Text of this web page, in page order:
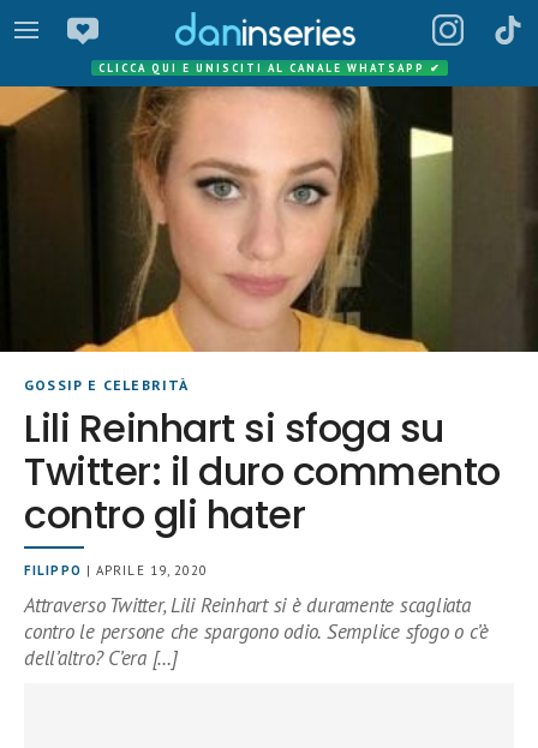
CLICCA QUI E UNISCITI AL CANALE WHATSAPP ✔
GOSSIP E CELEBRITÀ
Lili Reinhart si sfoga su
Twitter: il duro commento
contro gli hater
FILIPPO | APRILE 19, 2020
Attraverso Twitter, Lili Reinhart si è duramente scagliata
contro le persone che spargono odio. Semplice sfogo o c’è
dell’altro? C’era […]